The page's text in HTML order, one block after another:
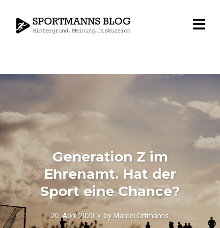
Generation Z im
Ehrenamt. Hat der
Sport eine Chance?
20. April 2020 by Marcel Ortmanns